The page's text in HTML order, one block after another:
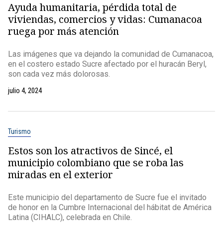
Ayuda humanitaria, pérdida total de
viviendas, comercios y vidas: Cumanacoa
ruega por más atención
Las imágenes que va dejando la comunidad de Cumanacoa,
en el costero estado Sucre afectado por el huracán Beryl,
son cada vez más dolorosas.
julio 4, 2024
Turismo
Estos son los atractivos de Sincé, el
municipio colombiano que se roba las
miradas en el exterior
Este municipio del departamento de Sucre fue el invitado
de honor en la Cumbre Internacional del hábitat de América
Latina (CIHALC), celebrada en Chile.